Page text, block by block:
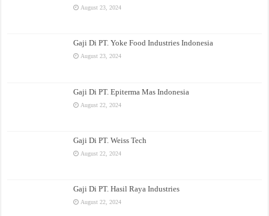
August 23, 2024
Gaji Di PT. Yoke Food Industries Indonesia
August 23, 2024
Gaji Di PT. Epiterma Mas Indonesia
August 22, 2024
Gaji Di PT. Weiss Tech
August 22, 2024
Gaji Di PT. Hasil Raya Industries
August 22, 2024